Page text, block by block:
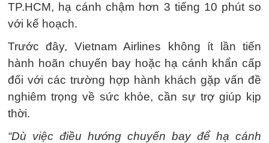
TP.HCM, hạ cánh chậm hơn 3 tiếng 10 phút so
với kế hoạch.
Trước đây, Vietnam Airlines không ít lần tiến
hành hoãn chuyến bay hoặc hạ cánh khẩn cấp
đối với các trường hợp hành khách gặp vấn đề
nghiêm trọng về sức khỏe, cần sự trợ giúp kịp
thời.
“Dù việc điều hướng chuyến bay để hạ cánh